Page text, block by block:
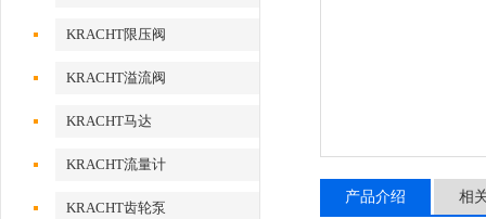
KRACHT限压阀
KRACHT溢流阀
KRACHT马达
KRACHT流量计
KRACHT齿轮泵
产品介绍 相